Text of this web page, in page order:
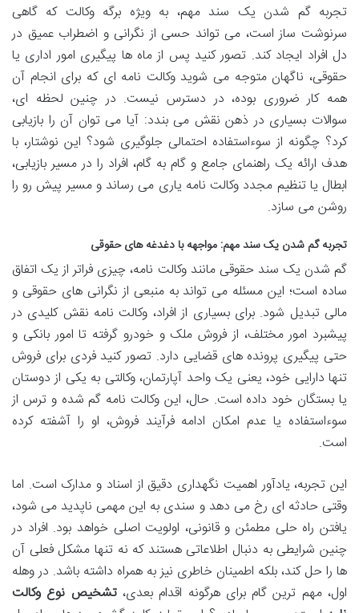
تجربه گم شدن یک سند مهم، به ویژه برگه وکالت که گاهی
سرنوشت ساز است، می تواند حسی از نگرانی و اضطراب عمیق در
دل افراد ایجاد کند. تصور کنید پس از ماه ها پیگیری امور اداری یا
حقوقی، ناگهان متوجه می شوید وکالت نامه ای که برای انجام آن
همه کار ضروری بوده، در دسترس نیست. در چنین لحظه ای،
سوالات بسیاری در ذهن نقش می بندد: آیا می توان آن را بازیابی
کرد؟ چگونه از سوءاستفاده احتمالی جلوگیری شود؟ این نوشتار، با
هدف ارائه یک راهنمای جامع و گام به گام، افراد را در مسیر بازیابی،
ابطال یا تنظیم مجدد وکالت نامه یاری می رساند و مسیر پیش رو را
روشن می سازد.
تجربه گم شدن یک سند مهم: مواجهه با دغدغه های حقوقی
گم شدن یک سند حقوقی مانند وکالت نامه، چیزی فراتر از یک اتفاق
ساده است؛ این مسئله می تواند به منبعی از نگرانی های حقوقی و
مالی تبدیل شود. برای بسیاری از افراد، وکالت نامه نقش کلیدی در
پیشبرد امور مختلف، از فروش ملک و خودرو گرفته تا امور بانکی و
حتی پیگیری پرونده های قضایی دارد. تصور کنید فردی برای فروش
تنها دارایی خود، یعنی یک واحد آپارتمان، وکالتی به یکی از دوستان
یا بستگان خود داده است. حال، این وکالت نامه گم شده و ترس از
سوءاستفاده یا عدم امکان ادامه فرآیند فروش، او را آشفته کرده
است.
این تجربه، یادآور اهمیت نگهداری دقیق از اسناد و مدارک است. اما
وقتی حادثه ای رخ می دهد و سندی به این مهمی ناپدید می شود،
یافتن راه حلی مطمئن و قانونی، اولویت اصلی خواهد بود. افراد در
چنین شرایطی به دنبال اطلاعاتی هستند که نه تنها مشکل فعلی آن
ها را حل کند، بلکه اطمینان خاطری نیز به همراه داشته باشد. در وهله
اول، مهم ترین گام برای هرگونه اقدام بعدی،تشخیص نوع وکالت